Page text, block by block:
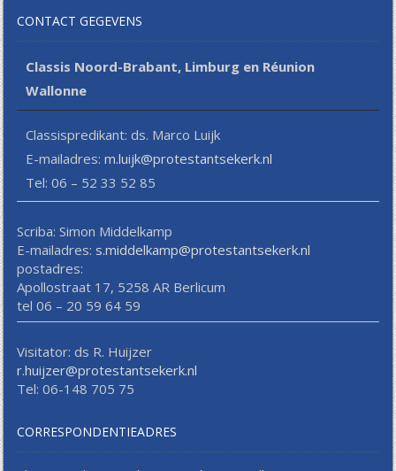
CONTACT GEGEVENS
Classis Noord-Brabant, Limburg en Réunion
Wallonne
Classispredikant: ds. Marco Luijk
E-mailadres:m.luijk@protestantsekerk.nl
Tel: 06 – 52 33 52 85
Scriba: Simon Middelkamp
E-mailadres: s.middelkamp@protestantsekerk.nl
postadres:
Apollostraat 17, 5258 AR Berlicum
tel 06 – 20 59 64 59
Visitator: ds R. Huijzer
r.huijzer@protestantsekerk.nl
Tel: 06-148 705 75
CORRESPONDENTIEADRES